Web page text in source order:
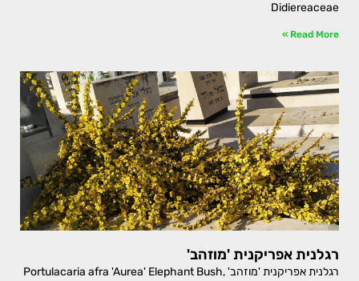
Didiereaceae
Read More »
רגלנית אפריקנית 'מוזהב'
רגלנית אפריקנית 'מוזהב' Portulacaria afra 'Aurea' Elephant Bush,